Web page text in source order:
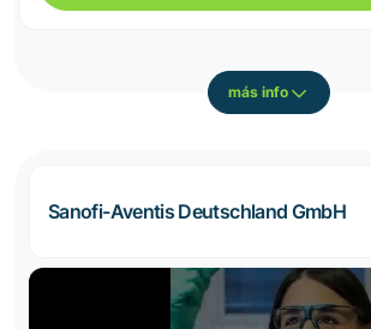
más info
Sanofi-Aventis Deutschland GmbH